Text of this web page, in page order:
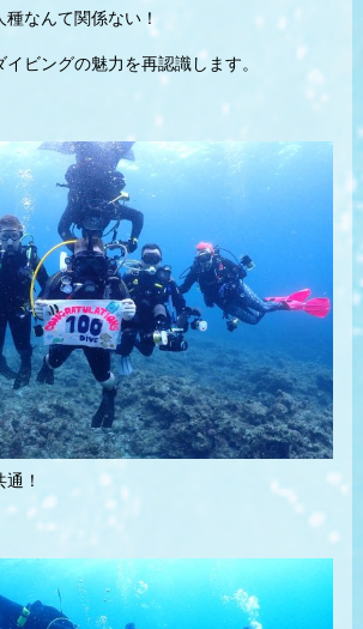
なんて関係ない！
ビングの魅力を再認識します。
！